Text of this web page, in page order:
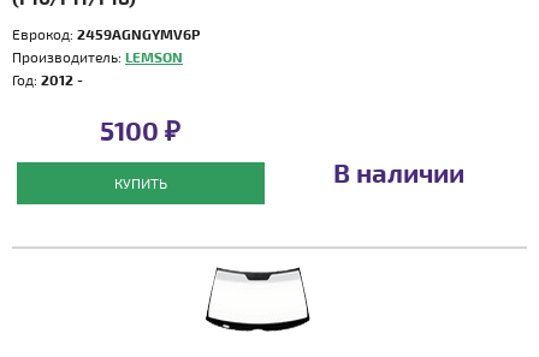
Еврокод: 2459AGNGYMV6P
Производитель: LEMSON
Год: 2012 -
5100 ₽
КУПИТЬ В наличии